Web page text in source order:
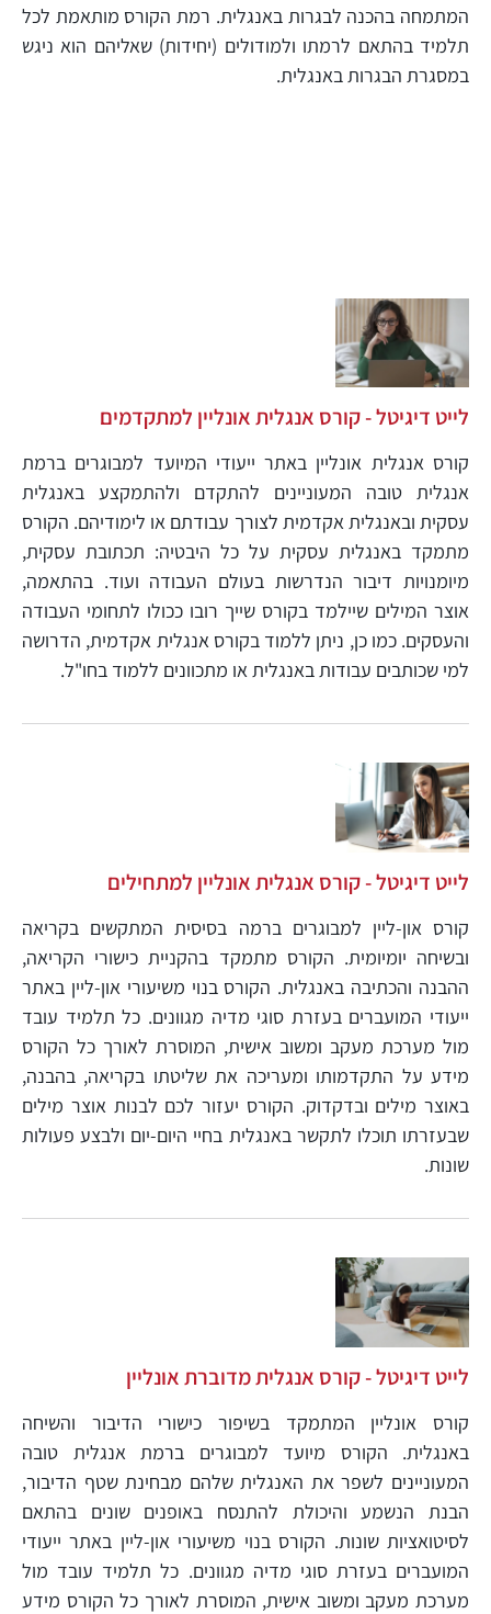
המתמחה בהכנה לבגרות באנגלית. רמת הקורס מותאמת לכל
תלמיד בהתאם לרמתו ולמודולים (יחידות) שאליהם הוא ניגש
במסגרת הבגרות באנגלית.
לייט דיגיטל - קורס אנגלית אונליין למתקדמים
קורס אנגלית אונליין באתר ייעודי המיועד למבוגרים ברמת
אנגלית טובה המעוניינים להתקדם ולהתמקצע באנגלית
עסקית ובאנגלית אקדמית לצורך עבודתם או לימודיהם. הקורס
מתמקד באנגלית עסקית על כל היבטיה: תכתובת עסקית,
מיומנויות דיבור הנדרשות בעולם העבודה ועוד. בהתאמה,
אוצר המילים שיילמד בקורס שייך רובו ככולו לתחומי העבודה
והעסקים. כמו כן, ניתן ללמוד בקורס אנגלית אקדמית, הדרושה
למי שכותבים עבודות באנגלית או מתכוונים ללמוד בחו"ל.
לייט דיגיטל - קורס אנגלית אונליין למתחילים
קורס און-ליין למבוגרים ברמה בסיסית המתקשים בקריאה
ובשיחה יומיומית. הקורס מתמקד בהקניית כישורי הקריאה,
ההבנה והכתיבה באנגלית. הקורס בנוי משיעורי און-ליין באתר
ייעודי המועברים בעזרת סוגי מדיה מגוונים. כל תלמיד עובד
מול מערכת מעקב ומשוב אישית, המוסרת לאורך כל הקורס
מידע על התקדמותו ומעריכה את שליטתו בקריאה, בהבנה,
באוצר מילים ובדקדוק. הקורס יעזור לכם לבנות אוצר מילים
שבעזרתו תוכלו לתקשר באנגלית בחיי היום-יום ולבצע פעולות
שונות.
לייט דיגיטל - קורס אנגלית מדוברת אונליין
קורס אונליין המתמקד בשיפור כישורי הדיבור והשיחה
באנגלית. הקורס מיועד למבוגרים ברמת אנגלית טובה
המעוניינים לשפר את האנגלית שלהם מבחינת שטף הדיבור,
הבנת הנשמע והיכולת להתנסח באופנים שונים בהתאם
לסיטואציות שונות. הקורס בנוי משיעורי און-ליין באתר ייעודי
המועברים בעזרת סוגי מדיה מגוונים. כל תלמיד עובד מול
מערכת מעקב ומשוב אישית, המוסרת לאורך כל הקורס מידע